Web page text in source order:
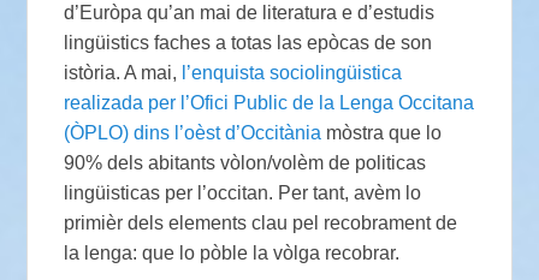
d’Euròpa qu’an mai de literatura e d’estudis
lingüistics faches a totas las epòcas de son
istòria. A mai, l’enquista sociolingüistica
realizada per l’Ofici Public de la Lenga Occitana
(ÒPLO) dins l’oèst d’Occitània mòstra que lo
90% dels abitants vòlon/volèm de politicas
lingüisticas per l’occitan. Per tant, avèm lo
primièr dels elements clau pel recobrament de
la lenga: que lo pòble la vòlga recobrar.